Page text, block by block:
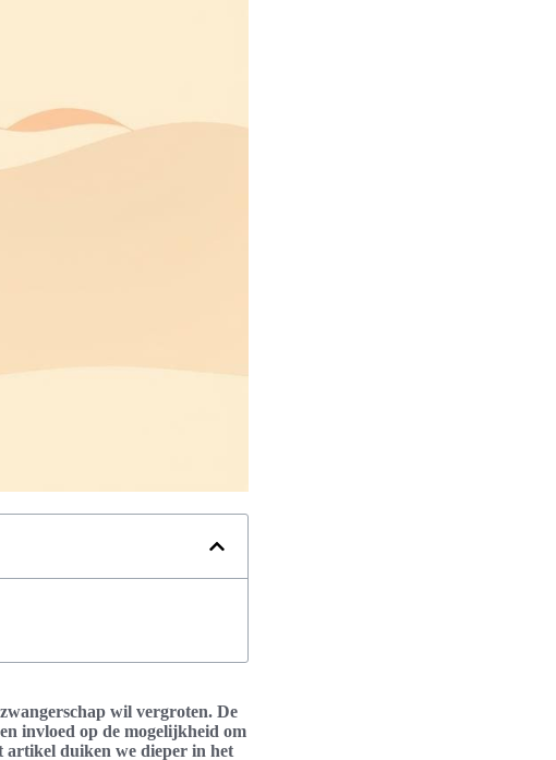
wil vergroten. De
invloed op de mogelijkheid om
artikel duiken we dieper in het